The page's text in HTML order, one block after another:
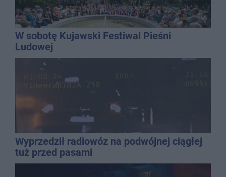
W sobotę Kujawski Festiwal Pieśni
Ludowej
Wyprzedził radiowóz na podwójnej ciągłej
tuż przed pasami